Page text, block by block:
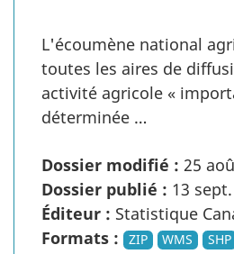
L'écoumène national
toutes les aires de
activité agricole «
déterminée …
Dossier modifié : 25
Dossier publié : 13
Éditeur : Statistique
Formats :
ZIP WMS SHP